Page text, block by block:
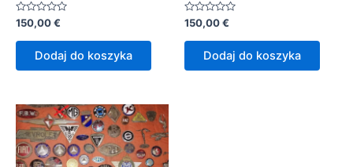
Oceniono
0
na
150,00€
Dodaj do koszyka
Oceniono
0
na
150,00€
Dodaj do koszyka